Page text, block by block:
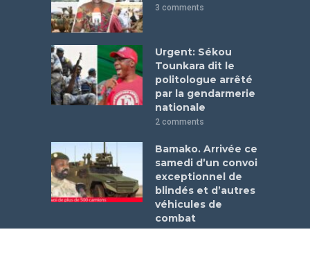
3 comments
Urgent: Sékou
Tounkara dit le
politologue arrêté
par la gendarmerie
nationale
2 comments
Bamako. Arrivée ce
samedi d’un convoi
exceptionnel de
blindés et d’autres
véhicules de
combat